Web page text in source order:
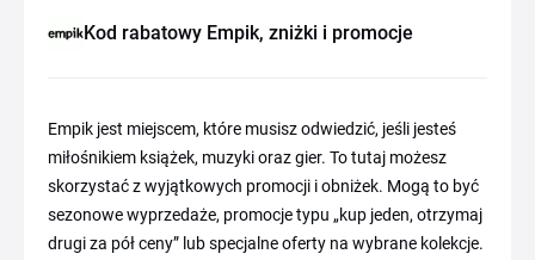
Kod rabatowy Empik, zniżki i promocje
Empik jest miejscem, które musisz odwiedzić, jeśli jesteś
miłośnikiem książek, muzyki oraz gier. To tutaj możesz
skorzystać z wyjątkowych promocji i obniżek. Mogą to być
sezonowe wyprzedaże, promocje typu „kup jeden, otrzymaj
drugi za pół ceny” lub specjalne oferty na wybrane kolekcje.